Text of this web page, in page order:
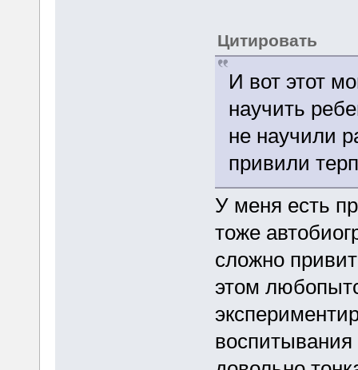
Цитировать
И вот этот
научить
не научили
привили
У меня есть
тоже
сложно
этом
воспитывания